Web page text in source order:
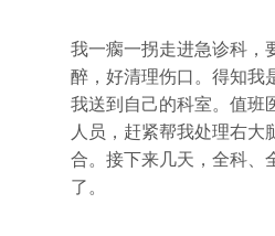
我一瘸一拐走进急诊科，
醉，好清理伤口。得知我
我送到自己的科室。值班
人员，赶紧帮我处理右大
合。接下来几天，全科、
了。